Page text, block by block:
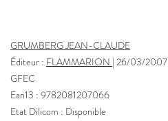
GRUMBERG JEAN-CLAUDE
Éditeur : FLAMMARION | 26/03/2007
GFEC
Ean13 : 9782081207066
Etat Dilicom : Disponible